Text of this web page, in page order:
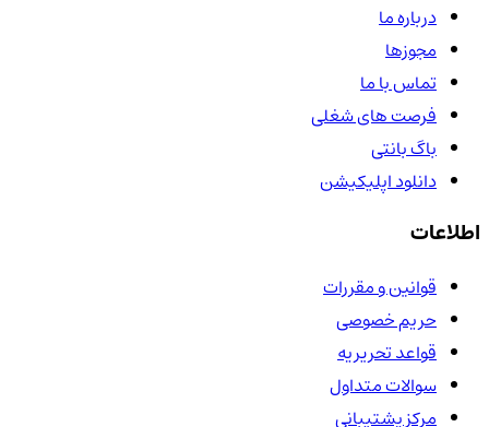
درباره ما
مجوزها
تماس با ما
فرصت های شغلی
باگ بانتی
دانلود اپلیکیشن
اطلاعات
قوانین و مقررات
حریم خصوصی
قواعد تحریریه
سوالات متداول
مرکز پشتیبانی